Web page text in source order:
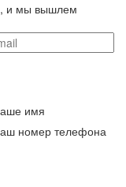
и мы вышлем
имя
номер телефона